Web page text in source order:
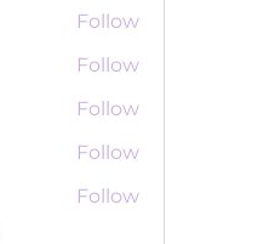
Follow
Follow
Follow
Follow
Follow